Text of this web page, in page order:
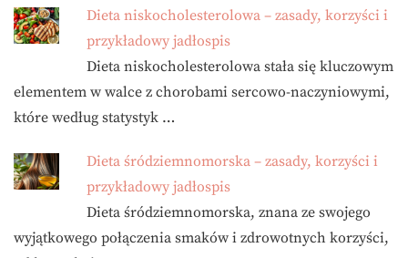
Dieta niskocholesterolowa – zasady, korzyści i
przykładowy jadłospis
Dieta niskocholesterolowa stała się kluczowym
elementem w walce z chorobami sercowo-naczyniowymi,
które według statystyk …
Dieta śródziemnomorska – zasady, korzyści i
przykładowy jadłospis
Dieta śródziemnomorska, znana ze swojego
wyjątkowego połączenia smaków i zdrowotnych korzyści,